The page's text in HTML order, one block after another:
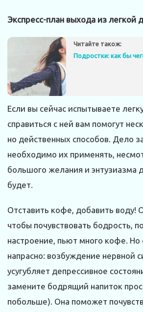
Экспресс-план выхода из легкой
Читайте також:
Подростки: как бы
Если вы сейчас испытываете
справиться с ней вам помогут
но действенных способов. Дело
необходимо их применять,
большого желания и энтузиазма
будет.
Отставить кофе, добавить воду!
чтобы почувствовать бодрость,
настроение, пьют много кофе. Но
напрасно: возбуждение нервной
усугубляет депрессивное
замените бодрящий напиток
побольше). Она поможет